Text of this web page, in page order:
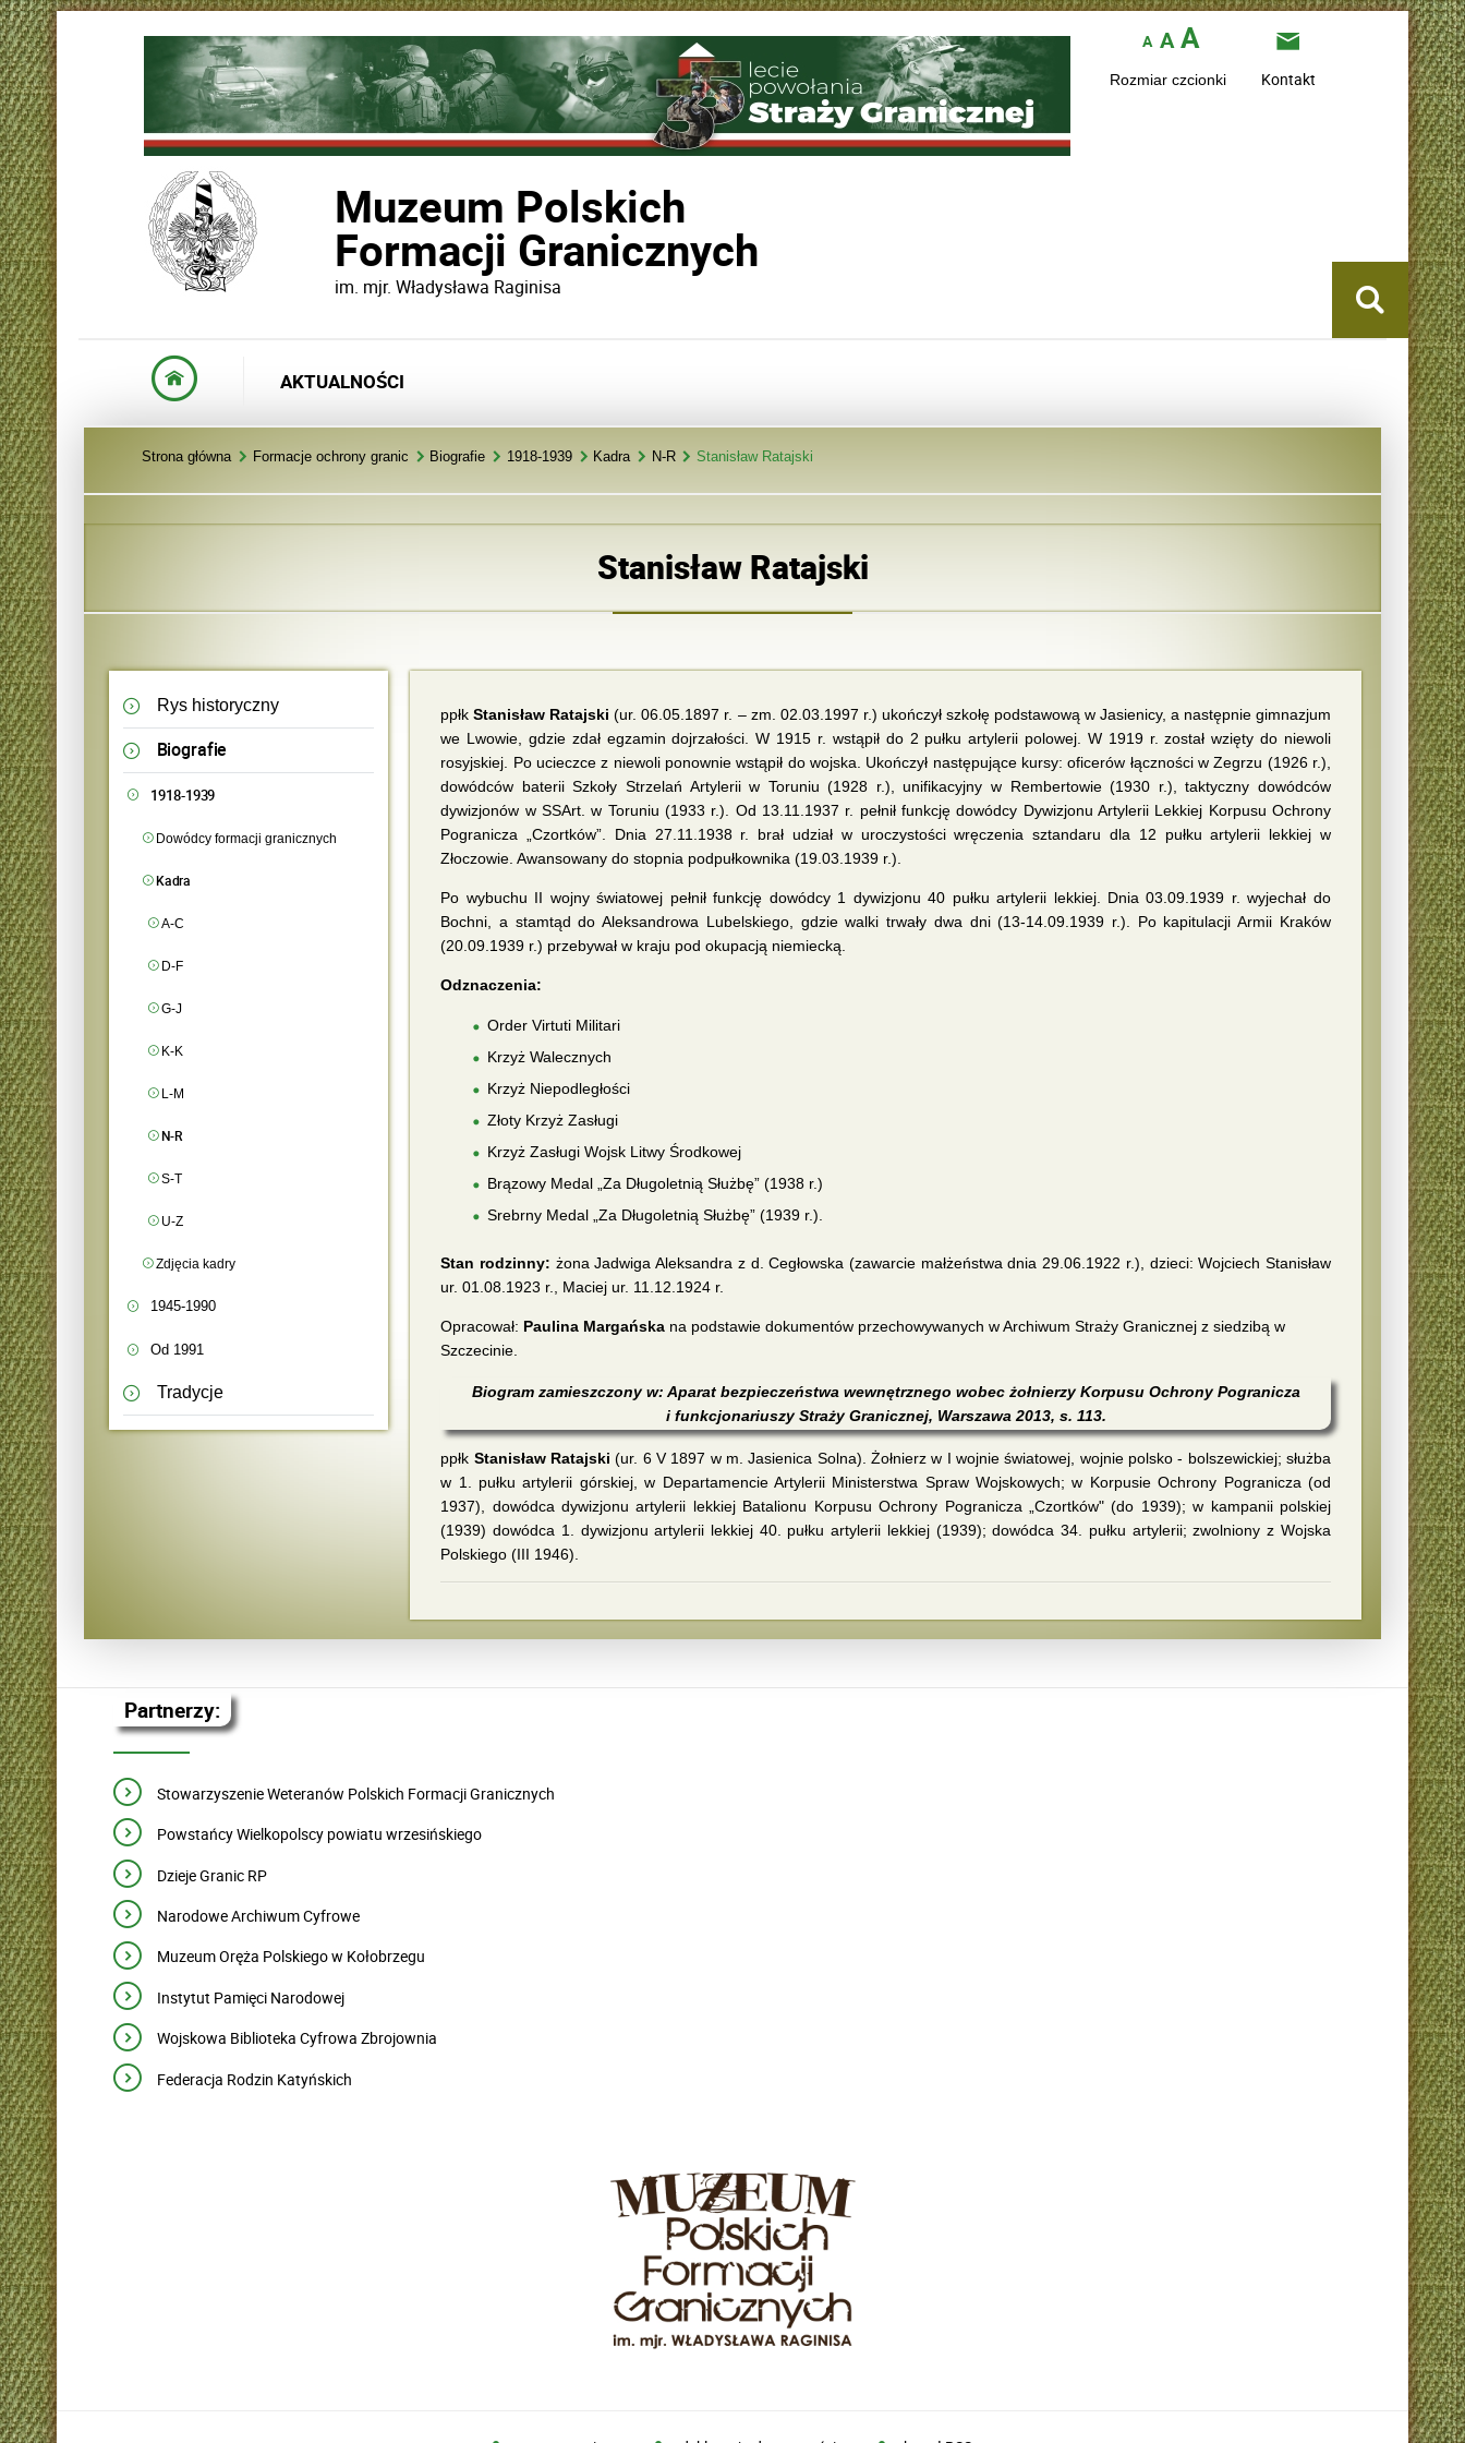
Muzeum Polskich
Formacji Granicznych
im. mjr. Władysława Raginisa
Rozmiar czcionki Kontakt
AKTUALNOŚCI
Strona główna Formacje ochrony granic Biografie 1918-1939 Kadra N-R Stanisław Ratajski
Stanisław Ratajski
Rys historyczny
Biografie
1918-1939
Dowódcy formacji granicznych
Kadra
A-C
D-F
G-J
K-K
L-M
N-R
S-T
U-Z
Zdjęcia kadry
1945-1990
Od 1991
Tradycje
ppłkStanisław Ratajski (ur. 06.05.1897 r. – zm. 02.03.1997 r.) ukończył szkołę podstawową w Jasienicy, a następnie gimnazjum
we Lwowie, gdzie zdał egzamin dojrzałości. W 1915 r. wstąpił do 2 pułku artylerii polowej. W 1919 r. został wzięty do niewoli
rosyjskiej. Po ucieczce z niewoli ponownie wstąpił do wojska. Ukończył następujące kursy: oficerów łączności w Zegrzu (1926 r.),
dowódców baterii Szkoły Strzelań Artylerii w Toruniu (1928 r.), unifikacyjny w Rembertowie (1930 r.), taktyczny dowódców
dywizjonów w SSArt. w Toruniu (1933 r.). Od 13.11.1937 r. pełnił funkcję dowódcy Dywizjonu Artylerii Lekkiej Korpusu Ochrony
Pogranicza „Czortków”. Dnia 27.11.1938 r. brał udział w uroczystości wręczenia sztandaru dla 12 pułku artylerii lekkiej w
Złoczowie. Awansowany do stopnia podpułkownika (19.03.1939 r.).
Po wybuchu II wojny światowej pełnił funkcję dowódcy 1 dywizjonu 40 pułku artylerii lekkiej. Dnia 03.09.1939 r. wyjechał do
Bochni, a stamtąd do Aleksandrowa Lubelskiego, gdzie walki trwały dwa dni (13-14.09.1939 r.). Po kapitulacji Armii Kraków
(20.09.1939 r.) przebywał w kraju pod okupacją niemiecką.
Odznaczenia:
Order Virtuti Militari
Krzyż Walecznych
Krzyż Niepodległości
Złoty Krzyż Zasługi
Krzyż Zasługi Wojsk Litwy Środkowej
Brązowy Medal „Za Długoletnią Służbę” (1938 r.)
Srebrny Medal „Za Długoletnią Służbę” (1939 r.).
Stan rodzinny: żona Jadwiga Aleksandra z d. Cegłowska (zawarcie małżeństwa dnia 29.06.1922 r.), dzieci: Wojciech Stanisław
ur. 01.08.1923 r., Maciej ur. 11.12.1924 r.
Opracował: Paulina Margańska na podstawie dokumentów przechowywanych w Archiwum Straży Granicznej z siedzibą w
Szczecinie.
Biogram zamieszczony w: Aparat bezpieczeństwa wewnętrznego wobec żołnierzy Korpusu Ochrony Pogranicza
i funkcjonariuszy Straży Granicznej, Warszawa 2013, s. 113.
ppłk Stanisław Ratajski (ur. 6 V 1897 w m. Jasienica Solna). Żołnierz w I wojnie światowej, wojnie polsko - bolszewickiej; służba
w 1. pułku artylerii górskiej, w Departamencie Artylerii Ministerstwa Spraw Wojskowych; w Korpusie Ochrony Pogranicza (od
1937), dowódca dywizjonu artylerii lekkiej Batalionu Korpusu Ochrony Pogranicza „Czortków" (do 1939); w kampanii polskiej
(1939) dowódca 1. dywizjonu artylerii lekkiej 40. pułku artylerii lekkiej (1939); dowódca 34. pułku artylerii; zwolniony z Wojska
Polskiego (III 1946).
Partnerzy:
Stowarzyszenie Weteranów Polskich Formacji Granicznych
Powstańcy Wielkopolscy powiatu wrzesińskiego
Dzieje Granic RP
Narodowe Archiwum Cyfrowe
Muzeum Oręża Polskiego w Kołobrzegu
Instytut Pamięci Narodowej
Wojskowa Biblioteka Cyfrowa Zbrojownia
Federacja Rodzin Katyńskich